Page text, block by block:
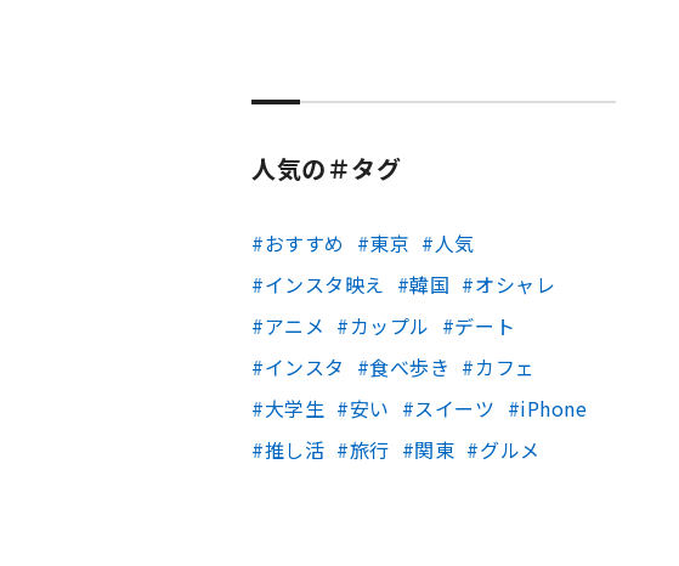
人気の＃タグ
おすすめ 東京
人気
インスタ映え
韓国
オシャレ
アニメ
カップル
デート
インスタ
食べ歩き
カフェ
大学生
安い スイーツ
iPhone
推し活
旅行 関東 グルメ